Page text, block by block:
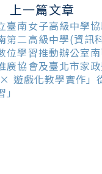
上一篇文章
臺南女子高級中學
第二高級中學(資訊
位學習推動辦公室
廣協會及臺北市家
遊戲化教學實作」